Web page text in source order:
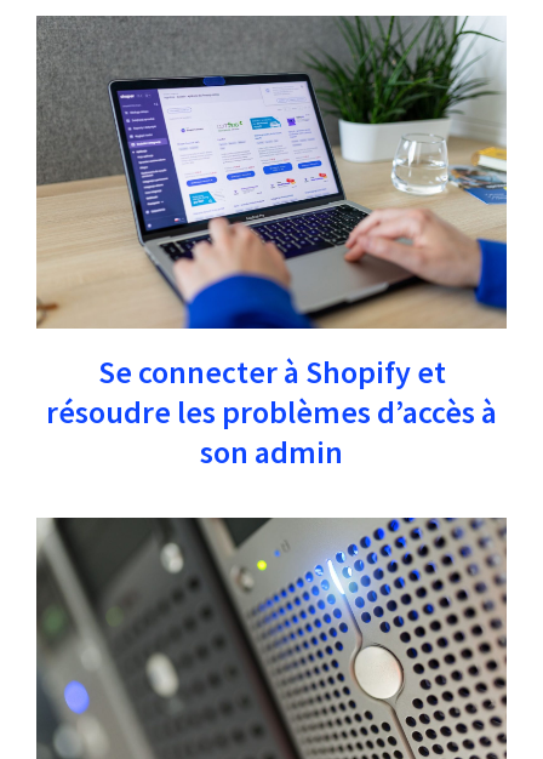
Se connecter à Shopify et
résoudre les problèmes d’accès à
son admin